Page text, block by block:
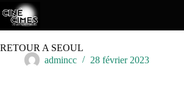
Passer
au
contenu
RETOUR A SEOUL
admincc
28 février 2023